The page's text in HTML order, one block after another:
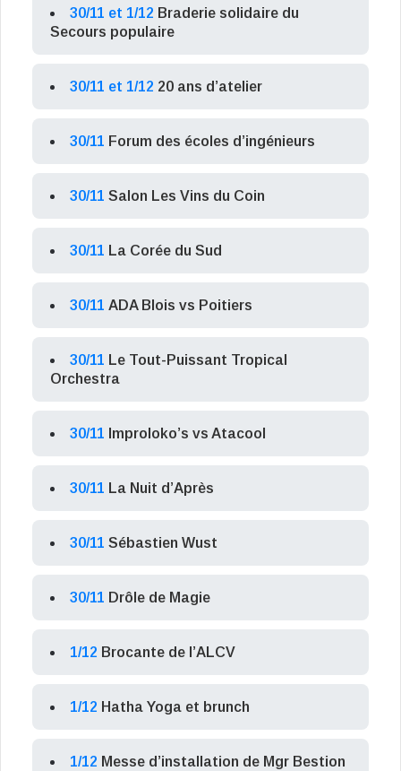
30/11 et 1/12 Braderie solidaire du
Secours populaire
30/11 et 1/12 20 ans d’atelier
30/11 Forum des écoles d’ingénieurs
30/11 Salon Les Vins du Coin
30/11 La Corée du Sud
30/11 ADA Blois vs Poitiers
30/11 Le Tout-Puissant Tropical
Orchestra
30/11 Improloko’s vs Atacool
30/11 La Nuit d’Après
30/11 Sébastien Wust
30/11 Drôle de Magie
1/12 Brocante de l’ALCV
1/12 Hatha Yoga et brunch
1/12 Messe d’installation de Mgr Bestion